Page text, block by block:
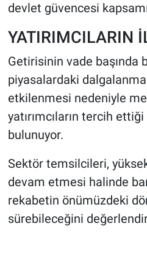
devlet güvencesi
YATIRIMCILARIN
Getirisinin vade başında
piyasalardaki
etkilenmesi nedeniyle
yatırımcıların tercih
bulunuyor.
Sektör temsilcileri,
devam etmesi halinde
rekabetin önümüzdeki
sürebileceğini